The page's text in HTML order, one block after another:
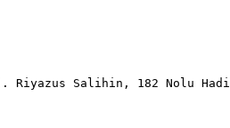
Riyazus Salihin, 182 Nolu